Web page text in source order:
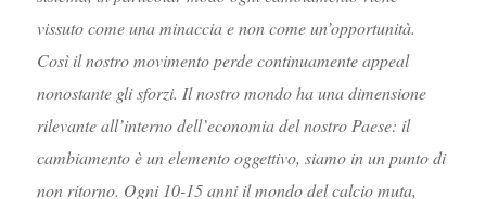
vissuto come una minaccia e non come un’opportunità.
Così il nostro movimento perde continuamente appeal
nonostante gli sforzi. Il nostro mondo ha una dimensione
rilevante all’interno dell’economia del nostro Paese: il
cambiamento è un elemento oggettivo, siamo in un punto di
non ritorno. Ogni 10-15 anni il mondo del calcio muta,